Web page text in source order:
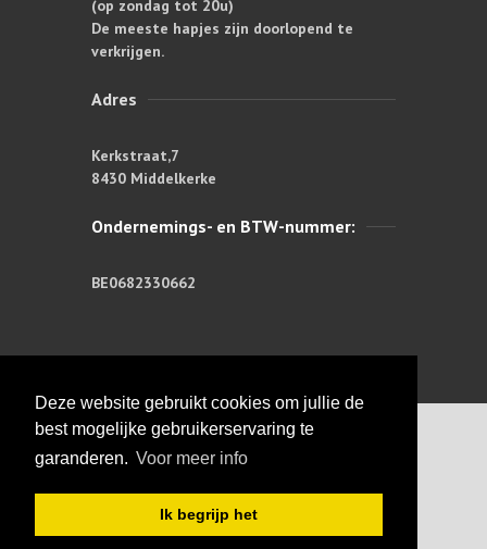
Deze website gebruikt cookies om jullie de
best mogelijke gebruikerservaring te
garanderen. Voor meer info
Ik begrijp het
(op zondag tot 20u)
De meeste hapjes zijn doorlopend te
verkrijgen.
Adres
Kerkstraat,7
8430 Middelkerke
Ondernemings- en BTW-nummer:
BE0682330662
Copyright © 2026: Hilaire Smits |
Important:PRIVACY POLICY